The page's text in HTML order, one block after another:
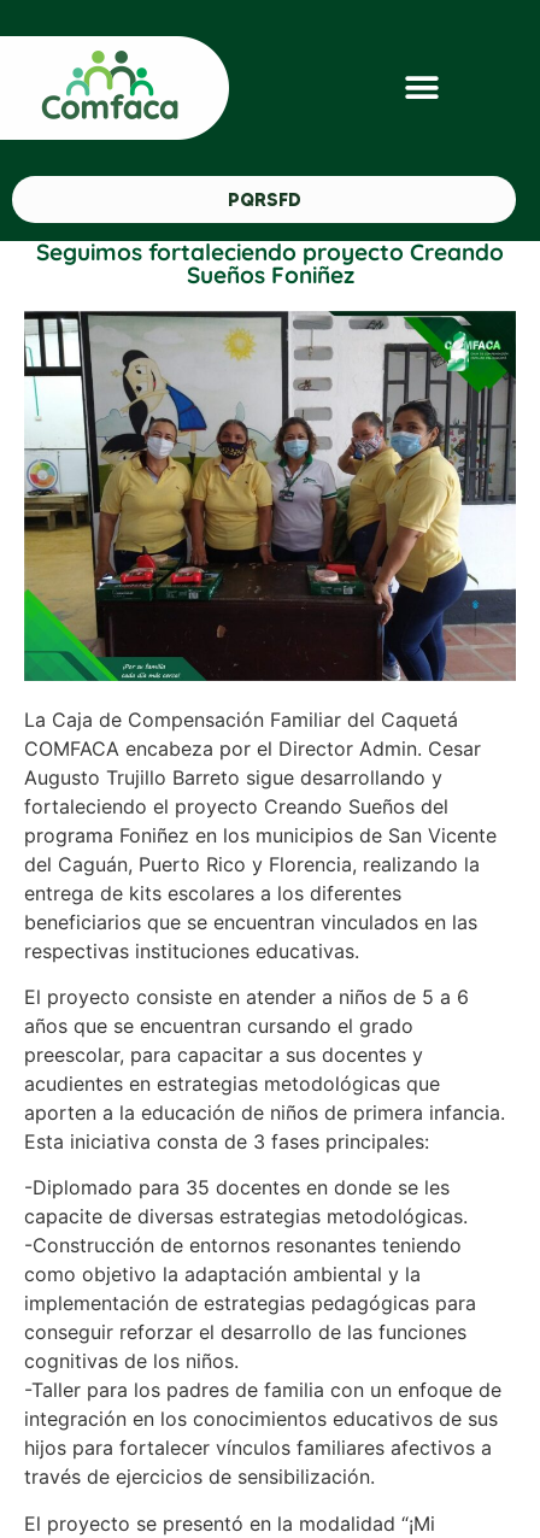
PQRSFD
Seguimos fortaleciendo proyecto Creando
Sueños Foniñez
La Caja de Compensación Familiar del Caquetá
COMFACA encabeza por el Director Admin. Cesar
Augusto Trujillo Barreto sigue desarrollando y
fortaleciendo el proyecto Creando Sueños del
programa Foniñez en los municipios de San Vicente
del Caguán, Puerto Rico y Florencia, realizando la
entrega de kits escolares a los diferentes
beneficiarios que se encuentran vinculados en las
respectivas instituciones educativas.
El proyecto consiste en atender a niños de 5 a 6
años que se encuentran cursando el grado
preescolar, para capacitar a sus docentes y
acudientes en estrategias metodológicas que
aporten a la educación de niños de primera infancia.
Esta iniciativa consta de 3 fases principales:
-Diplomado para 35 docentes en donde se les
capacite de diversas estrategias metodológicas.
-Construcción de entornos resonantes teniendo
como objetivo la adaptación ambiental y la
implementación de estrategias pedagógicas para
conseguir reforzar el desarrollo de las funciones
cognitivas de los niños.
-Taller para los padres de familia con un enfoque de
integración en los conocimientos educativos de sus
hijos para fortalecer vínculos familiares afectivos a
través de ejercicios de sensibilización.
El proyecto se presentó en la modalidad “¡Mi